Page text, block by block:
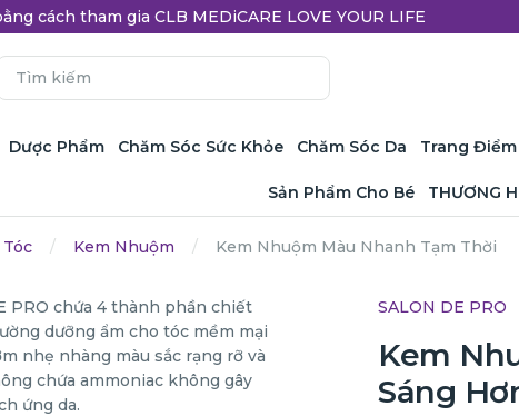
cách tham gia CLB MEDiCARE LOVE YOUR LIFE
Dược Phẩm Chăm Sóc Sức Khỏe Chăm Sóc Da Trang Điểm
Sản Phẩm Cho Bé THƯƠNG
Tóc Kem Nhuộm Kem Nhuộm Màu Nhanh Tạm Thời
SALON DE PRO
Kem
Sáng